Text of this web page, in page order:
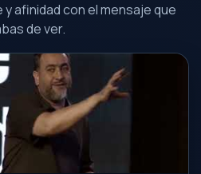
afinidad con el mensaje que
de ver.